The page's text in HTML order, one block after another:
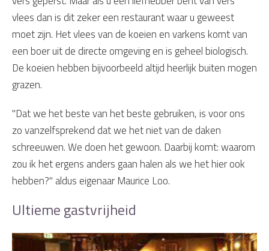
vlees dan is dit zeker een restaurant waar u geweest
moet zijn. Het vlees van de koeien en varkens komt van
een boer uit de directe omgeving en is geheel biologisch.
De koeien hebben bijvoorbeeld altijd heerlijk buiten mogen
grazen.
"Dat we het beste van het beste gebruiken, is voor ons
zo vanzelfsprekend dat we het niet van de daken
schreeuwen. We doen het gewoon. Daarbij komt: waarom
zou ik het ergens anders gaan halen als we het hier ook
hebben?" aldus eigenaar Maurice Loo.
Ultieme gastvrijheid